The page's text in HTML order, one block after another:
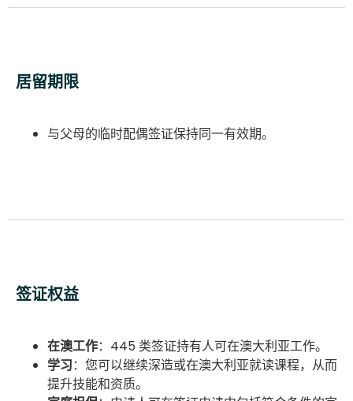
居留期限
与父母的临时配偶签证保持同一有效期。
签证权益
在澳工作：445 类签证持有人可在澳大利亚工作。
学习：您可以继续深造或在澳大利亚就读课程，从而
提升技能和资质。